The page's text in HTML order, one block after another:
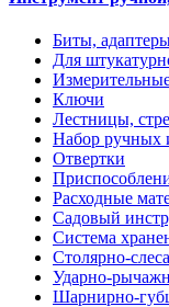
Биты,
Для
Ключи
Лестницы,
Набор ручных
Отвертки
Расходные
Садовый
Система
Столярно-
Ударно-
Шарнирно-